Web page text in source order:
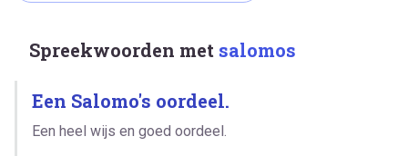
Spreekwoorden met salomos
Een Salomo's oordeel.
Een heel wijs en goed oordeel.